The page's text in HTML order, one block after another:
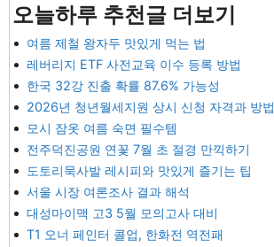
오늘하루 추천글 더보기
여름 제철 왕자두 맛있게 먹는 법
레버리지 ETF 사전교육 이수 등록 방법
한국 32강 진출 확률 87.6% 가능성
2026년 청년월세지원 상시 신청 자격과 방법
모시 잠옷 여름 숙면 필수템
전주덕진공원 연꽃 7월 초 절경 만끽하기
도토리묵사발 레시피와 맛있게 즐기는 팁
서울 시장 여론조사 결과 해석
대성마이맥 고3 5월 모의고사 대비
T1 오너 페인터 콜업, 한화전 역전패